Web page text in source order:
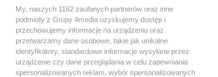
Wydawcąhalorzeszow.pljest:
STOWARZYSZENIE INICJATYW SPOŁECZNYCH PERSPEKTYWA
Adres do korespondencji:
ul. Piastów 3/2035-077 Rzeszów
My, naszych 1162 zaufanych partnerów oraz inne
podmioty z Grupy 4media uzyskujemy dostęp i
przechowujemy informacje na urządzeniu oraz
przetwarzamy dane osobowe, takie jak unikalne
identyfikatory, standardowe informacje wysyłane przez
urządzenie czy dane przeglądania w celu zapewniania
spersonalizowanych reklam, wybór spersonalizowanych